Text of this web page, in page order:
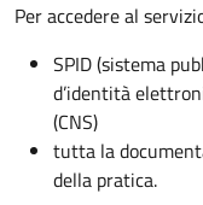
Per accedere al
SPID (sistema
d’identità
(CNS)
tutta la
della pratica.